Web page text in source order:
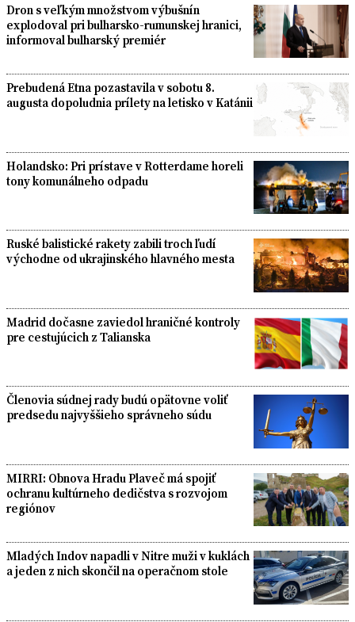
Dron s veľkým množstvom výbušnín
explodoval pri bulharsko-rumunskej hranici,
informoval bulharský premiér
Prebudená Etna pozastavila v sobotu 8.
augusta dopoludnia prílety na letisko v Katánii
Holandsko: Pri prístave v Rotterdame horeli
tony komunálneho odpadu
Ruské balistické rakety zabili troch ľudí
východne od ukrajinského hlavného mesta
Madrid dočasne zaviedol hraničné kontroly
pre cestujúcich z Talianska
Členovia súdnej rady budú opätovne voliť
predsedu najvyššieho správneho súdu
MIRRI: Obnova Hradu Plaveč má spojiť
ochranu kultúrneho dedičstva s rozvojom
regiónov
Mladých Indov napadli v Nitre muži v kuklách
a jeden z nich skončil na operačnom stole